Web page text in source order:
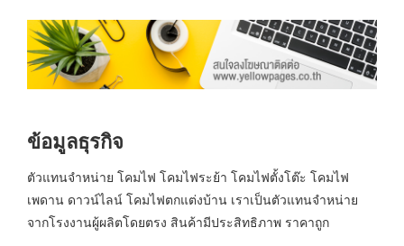
ข้อมูลธุรกิจ
ตัวแทนจำหน่าย โคมไฟ โคมไฟระย้า โคมไฟตั้งโต๊ะ โคมไฟ
เพดาน ดาวน์ไลน์ โคมไฟตกแต่งบ้าน เราเป็นตัวแทนจำหน่าย
จากโรงงานผู้ผลิตโดยตรง สินค้ามีประสิทธิภาพ ราคาถูก